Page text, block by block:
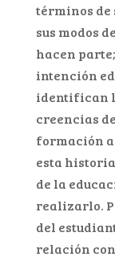
términos
sus modos
hacen
intención
identifican
creencias
formación
esta
de la
realizarlo.
del
relación